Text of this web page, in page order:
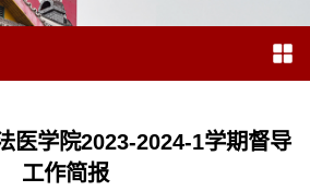
医学院2023-2024-1学期督导
工作简报